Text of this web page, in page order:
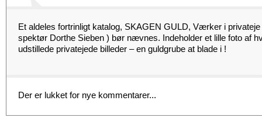
Et aldeles fortrinligt katalog, SKAGEN GULD, Værker i
spektør Dorthe Sieben ) bør nævnes. Indeholder et lille foto af
udstillede privatejede billeder – en guldgrube at blade i !
Der er lukket for nye kommentarer...